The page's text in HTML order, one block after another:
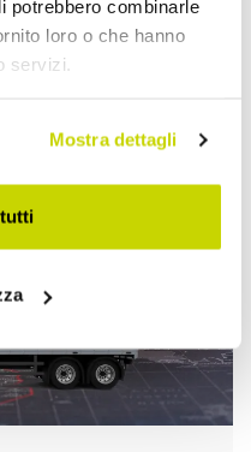
potrebbero combinarle
loro o che hanno
servizi.
Mostra dettagli